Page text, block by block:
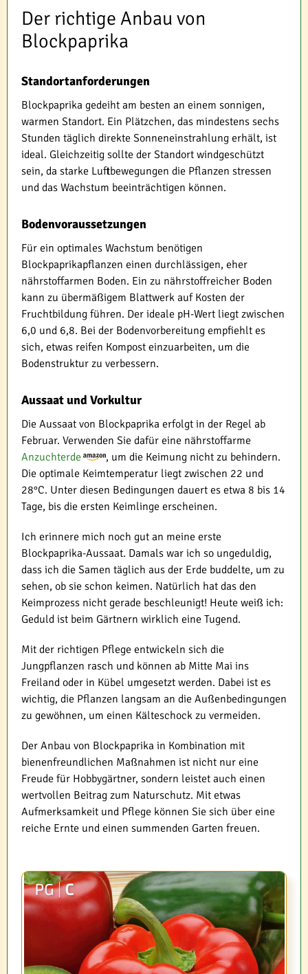
Der richtige Anbau von
Blockpaprika
Standortanforderungen
Blockpaprika gedeiht am besten an einem sonnigen,
warmen Standort. Ein Plätzchen, das mindestens sechs
Stunden täglich direkte Sonneneinstrahlung erhält, ist
ideal. Gleichzeitig sollte der Standort windgeschützt
sein, da starke Luftbewegungen die Pflanzen stressen
und das Wachstum beeinträchtigen können.
Bodenvoraussetzungen
Für ein optimales Wachstum benötigen
Blockpaprikapflanzen einen durchlässigen, eher
nährstoffarmen Boden. Ein zu nährstoffreicher Boden
kann zu übermäßigem Blattwerk auf Kosten der
Fruchtbildung führen. Der ideale pH-Wert liegt zwischen
6,0 und 6,8. Bei der Bodenvorbereitung empfiehlt es
sich, etwas reifen Kompost einzuarbeiten, um die
Bodenstruktur zu verbessern.
Aussaat und Vorkultur
Die Aussaat von Blockpaprika erfolgt in der Regel ab
Februar. Verwenden Sie dafür eine nährstoffarme
Anzuchterde
, um die Keimung nicht zu behindern.
Die optimale Keimtemperatur liegt zwischen 22 und
28°C. Unter diesen Bedingungen dauert es etwa 8 bis 14
Tage, bis die ersten Keimlinge erscheinen.
Ich erinnere mich noch gut an meine erste
Blockpaprika-Aussaat. Damals war ich so ungeduldig,
dass ich die Samen täglich aus der Erde buddelte, um zu
sehen, ob sie schon keimen. Natürlich hat das den
Keimprozess nicht gerade beschleunigt! Heute weiß ich:
Geduld ist beim Gärtnern wirklich eine Tugend.
Mit der richtigen Pflege entwickeln sich die
Jungpflanzen rasch und können ab Mitte Mai ins
Freiland oder in Kübel umgesetzt werden. Dabei ist es
wichtig, die Pflanzen langsam an die Außenbedingungen
zu gewöhnen, um einen Kälteschock zu vermeiden.
Der Anbau von Blockpaprika in Kombination mit
bienenfreundlichen Maßnahmen ist nicht nur eine
Freude für Hobbygärtner, sondern leistet auch einen
wertvollen Beitrag zum Naturschutz. Mit etwas
Aufmerksamkeit und Pflege können Sie sich über eine
reiche Ernte und einen summenden Garten freuen.